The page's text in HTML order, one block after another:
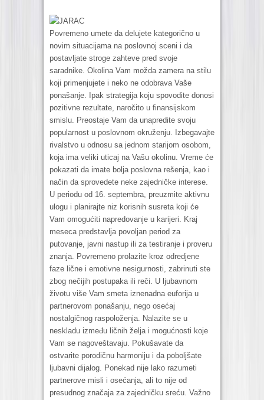
JARAC
Povremeno umete da delujete kategorično u
novim situacijama na poslovnoj sceni i da
postavljate stroge zahteve pred svoje
saradnike. Okolina Vam možda zamera na stilu
koji primenjujete i neko ne odobrava Vaše
ponašanje. Ipak strategija koju spovodite donosi
pozitivne rezultate, naročito u finansijskom
smislu. Preostaje Vam da unapredite svoju
popularnost u poslovnom okruženju. Izbegavajte
rivalstvo u odnosu sa jednom starijom osobom,
koja ima veliki uticaj na Vašu okolinu. Vreme će
pokazati da imate bolja poslovna rešenja, kao i
način da sprovedete neke zajedničke interese.
U periodu od 16. septembra, preuzmite aktivnu
ulogu i planirajte niz korisnih susreta koji će
Vam omogućiti napredovanje u karijeri. Kraj
meseca predstavlja povoljan period za
putovanje, javni nastup ili za testiranje i proveru
znanja. Povremeno prolazite kroz odredjene
faze lične i emotivne nesigurnosti, zabrinuti ste
zbog nečijih postupaka ili reči. U ljubavnom
životu više Vam smeta iznenadna euforija u
partnerovom ponašanju, nego osećaj
nostalgičnog raspoloženja. Nalazite se u
neskladu između ličnih želja i mogućnosti koje
Vam se nagoveštavaju. Pokušavate da
ostvarite porodičnu harmoniju i da poboljšate
ljubavni dijalog. Ponekad nije lako razumeti
partnerove misli i osećanja, ali to nije od
presudnog značaja za zajedničku sreću. Važno